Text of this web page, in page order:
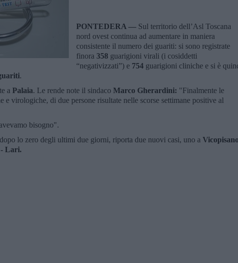
PONTEDERA — Sul territorio dell’Asl Toscana
nord ovest continua ad aumentare in maniera
consistente il numero dei guariti: si sono registrate
finora 358 guarigioni virali (i cosiddetti
“negativizzati”) e 754 guarigioni cliniche e si è
.
a Palaia. Le rende note il sindaco Marco Gherardini: "Finalmente le
e virologiche, di due persone risultate nelle scorse settimane positive al
bisogno".
lo zero degli ultimi due giorni, riporta due nuovi casi, uno a Vicopisano
- Lari.